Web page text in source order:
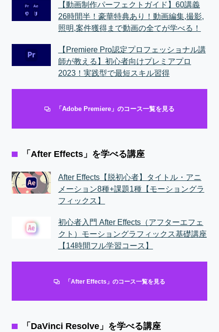
【動画制作パーフェクトガイド】60講義
26時間半！豪華特典あり！動画編集,撮影,
照明,案件獲得まで動画の全てが学べる！
【Premiere Pro認定プロフェッショナル講
師が教える】初心者向けプレミアプロ
2023！実践型で最短スキル習得
「Adobe Premiere」のコース一覧を見る
「After Effects」を学べる講座
After Effects【脱初心者】タイトル・アニ
メーション8種+課題1種【モーショングラ
フィックス】
初心者入門 After Effects（アフターエフェ
クト）モーショングラフィックス基礎講座
【14時間フル学習コース】
「After Effects」のコース一覧を見る
「DaVinci Resolve」を学べる講座